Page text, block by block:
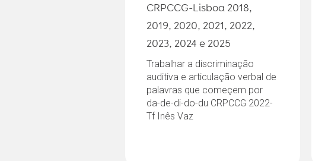
CRPCCG-Lisboa 2018,
2019, 2020, 2021, 2022,
2023, 2024 e 2025
Trabalhar a discriminação
auditiva e articulação verbal de
palavras que começem por
da-de-di-do-du CRPCCG 2022-
Tf Inês Vaz